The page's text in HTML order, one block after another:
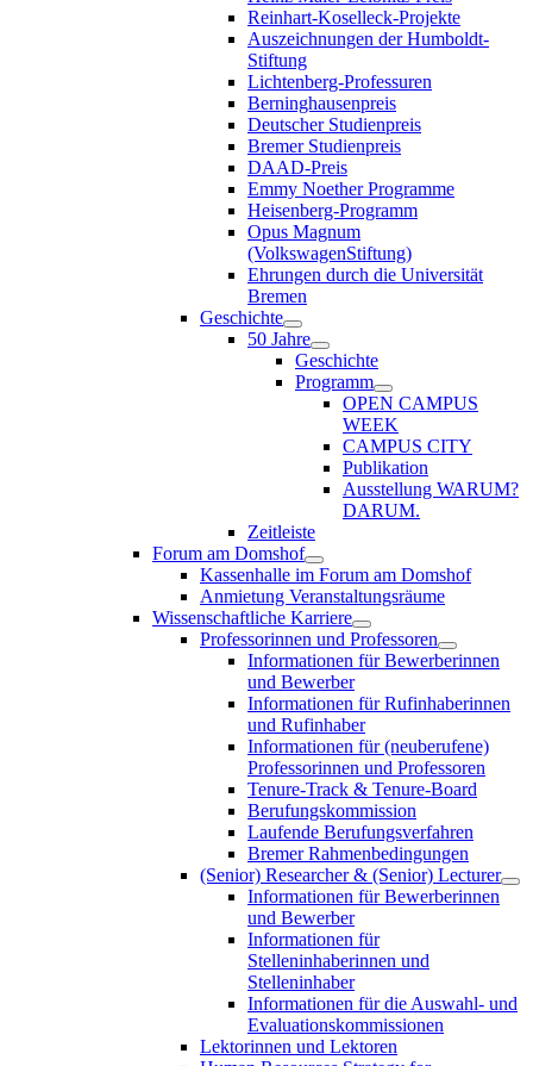
Reinhart-Koselleck-Projekte
Auszeichnungen der Humboldt-
Stiftung
Lichtenberg-Professuren
Berninghausenpreis
Deutscher Studienpreis
Bremer Studienpreis
DAAD-Preis
Emmy Noether Programme
Heisenberg-Programm
Opus Magnum
(VolkswagenStiftung)
Ehrungen durch die Universität
Bremen
Geschichte
50 Jahre
Geschichte
Programm
OPEN CAMPUS
WEEK
CAMPUS CITY
Publikation
Ausstellung WARUM?
DARUM.
Zeitleiste
Forum am Domshof
Kassenhalle im Forum am Domshof
Anmietung Veranstaltungsräume
Wissenschaftliche Karriere
Professorinnen und Professoren
Informationen für Bewerberinnen
und Bewerber
Informationen für Rufinhaberinnen
und Rufinhaber
Informationen für (neuberufene)
Professorinnen und Professoren
Tenure-Track & Tenure-Board
Berufungskommission
Laufende Berufungsverfahren
Bremer Rahmenbedingungen
(Senior) Researcher & (Senior) Lecturer
Informationen für Bewerberinnen
und Bewerber
Informationen für
Stelleninhaberinnen und
Stelleninhaber
Informationen für die Auswahl- und
Evaluationskommissionen
Lektorinnen und Lektoren